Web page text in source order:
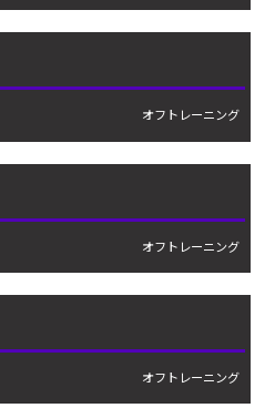
オフトレーニング
オフトレーニング
オフトレーニング